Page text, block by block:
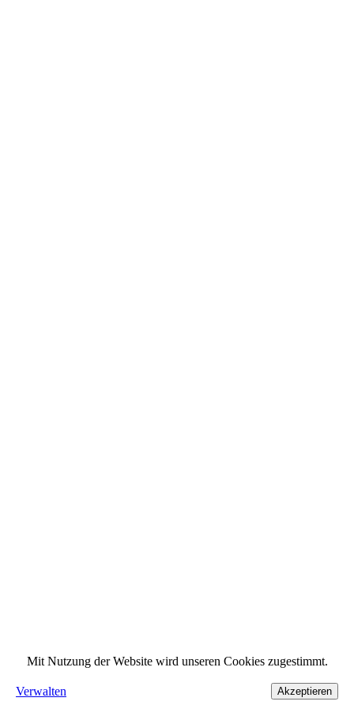
Mit Nutzung der Website wird unseren Cookies zugestimmt.
Verwalten Akzeptieren